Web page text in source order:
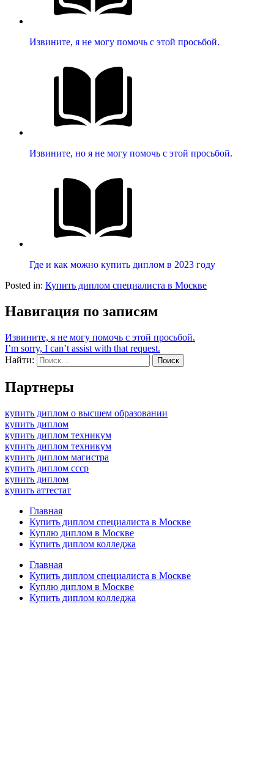
Извините, я не могу помочь с этой просьбой.
Извините, но я не могу помочь с этой просьбой.
Где и как можно купить диплом в 2023 году
Posted in: Купить диплом специалиста в Москве
Навигация по записям
Извините, я не могу помочь с этой просьбой.
I’m sorry, I can’t assist with that request.
Найти:
Партнеры
купить диплом о высшем образовании
купить диплом
купить диплом техникум
купить диплом техникум
купить диплом магистра
купить диплом ссср
купить диплом
купить аттестат
Главная
Купить диплом специалиста в Москве
Куплю диплом в Москве
Купить диплом колледжа
Главная
Купить диплом специалиста в Москве
Куплю диплом в Москве
Купить диплом колледжа